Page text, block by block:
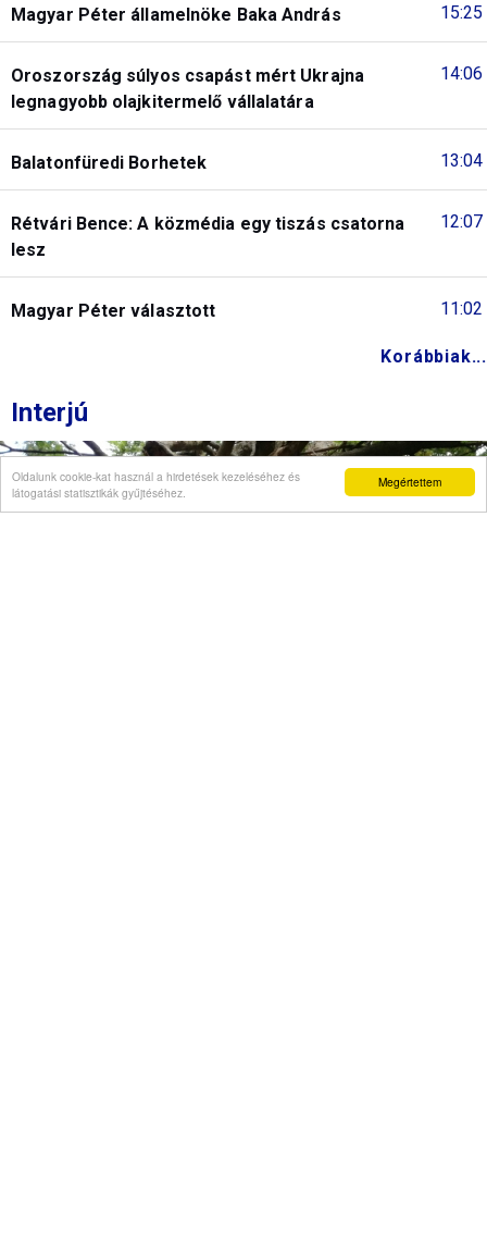
Megértettem
Oldalunk cookie-kat használ a hirdetések kezeléséhez és
látogatási statisztikák gyűjtéséhez.
15:25
Magyar Péter államelnöke Baka András
14:06
Oroszország súlyos csapást mért Ukrajna
legnagyobb olajkitermelő vállalatára
13:04
Balatonfüredi Borhetek
12:07
Rétvári Bence: A közmédia egy tiszás csatorna
lesz
11:02
Magyar Péter választott
Korábbiak...
Interjú